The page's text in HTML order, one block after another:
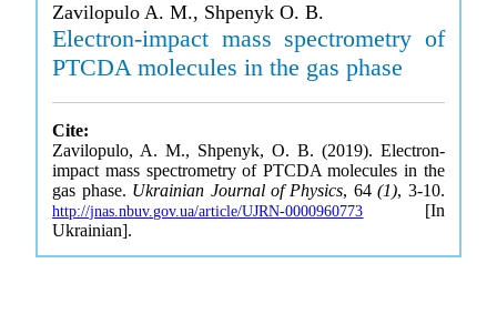
Zavilopulo A. M., Shpenyk O. B.
Electron-impact mass spectrometry of
PTCDA molecules in the gas phase
Cite:
Zavilopulo, A. M., Shpenyk, O. B. (2019). Electron-
impact mass spectrometry of PTCDA molecules in the
gas phase. Ukrainian Journal of Physics, 64(1), 3-10.
http://jnas.nbuv.gov.ua/article/UJRN-0000960773 [In
Ukrainian].